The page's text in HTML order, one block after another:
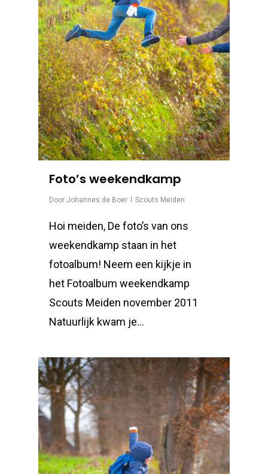
Foto’s weekendkamp
Door Johannes de Boer Scouts Meiden
Hoi meiden, De foto’s van ons
weekendkamp staan in het
fotoalbum! Neem een kijkje in
het Fotoalbum weekendkamp
Scouts Meiden november 2011
Natuurlijk kwam je…